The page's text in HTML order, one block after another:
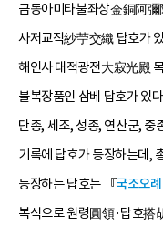
금동아미타불좌상金銅阿
사저교직紗苧交織 답호가
해인사 대적광전大寂光殿
불복장품인 삼베 답호가 있
단종, 세조, 성종, 연산군, 중
기록에 답호가 등장하는데,
등장하는 답호는 『국조오례
복식으로 원령圓領·답호搭